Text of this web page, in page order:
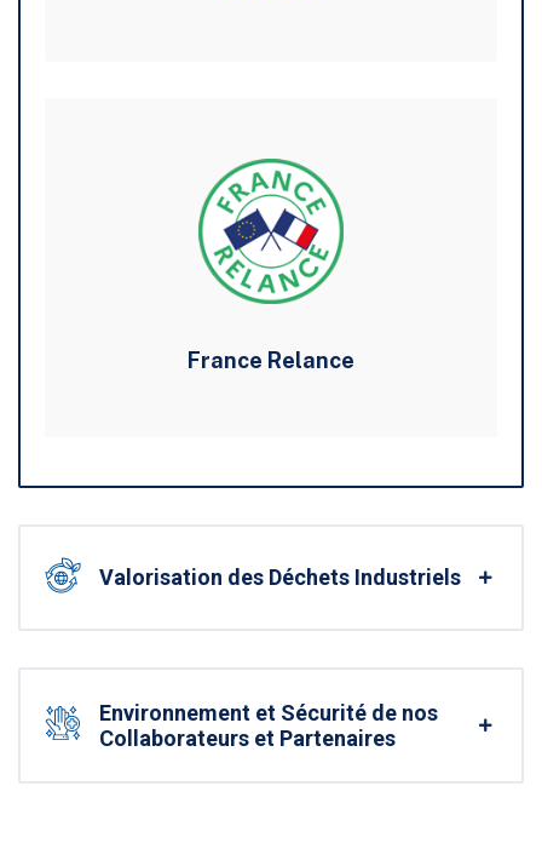
France Relance
Valorisation des Déchets Industriels
Environnement et Sécurité de nos
Collaborateurs et Partenaires